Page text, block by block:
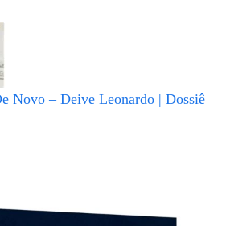
Novo – Deive Leonardo | Dossiê